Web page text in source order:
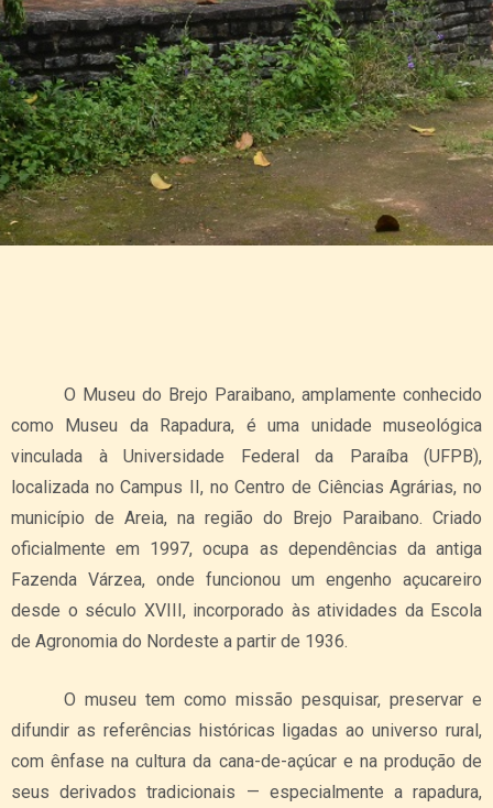
O Museu do Brejo Paraibano, amplamente conhecido
como Museu da Rapadura, é uma unidade museológica
vinculada à Universidade Federal da Paraíba (UFPB),
localizada no Campus II, no Centro de Ciências Agrárias, no
município de Areia, na região do Brejo Paraibano. Criado
oficialmente em 1997, ocupa as dependências da antiga
Fazenda Várzea, onde funcionou um engenho açucareiro
desde o século XVIII, incorporado às atividades da Escola
de Agronomia do Nordeste a partir de 1936.
O museu tem como missão pesquisar, preservar e
difundir as referências históricas ligadas ao universo rural,
com ênfase na cultura da cana-de-açúcar e na produção de
seus derivados tradicionais — especialmente a rapadura,